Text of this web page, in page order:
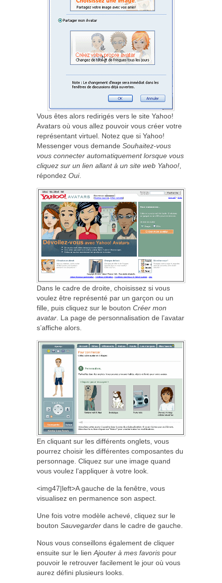
Vous êtes alors redirigés vers le site Yahoo!
Avatars où vous allez pouvoir vous créer votre
représentant virtuel. Notez que si Yahoo!
Messenger vous demande Souhaitez-vous
vous connecter automatiquement lorsque vous
cliquez sur un lien allant à un site web Yahoo!
répondez Oui.
Dans le cadre de droite, choisissez si vous
voulez être représenté par un garçon ou un
fille, puis cliquez sur le bouton Créer mon
avatar . La page de personnalisation de l’avatar
s’affiche alors.
En cliquant sur les différents onglets, vous
pourrez choisir les différentes composantes du
personnage. Cliquez sur une image quand
vous voulez l’appliquer à votre look.
<img47|left>A gauche de la fenêtre, vous
visualisez en permanence son aspect.
Une fois votre modèle achevé, cliquez sur le
bouton Sauvegarder dans le cadre de gauche.
Nous vous conseillons également de cliquer
ensuite sur le lien Ajouter à mes favoris pour
pouvoir le retrouver facilement le jour où vous
aurez défini plusieurs looks.